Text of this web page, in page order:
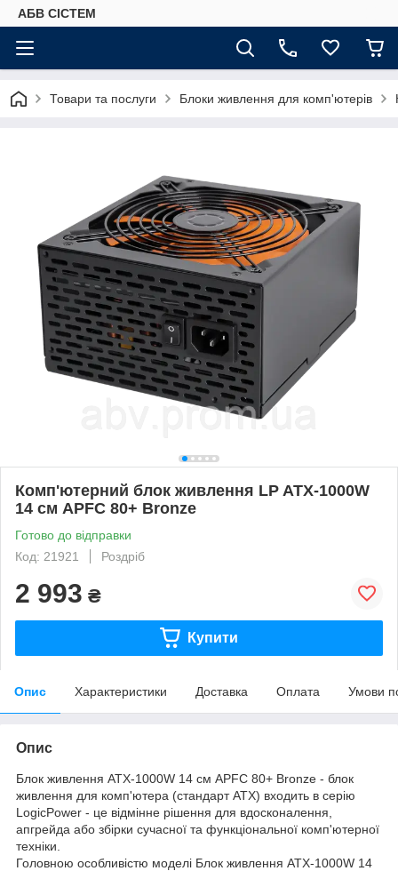
АБВ СІСТЕМ
Товари та послуги Блоки живлення для комп'ютерів
Комп'ютерний блок живлення LP ATX-1000W
14 см APFC 80+ Bronze
Готово до відправки
Код: 21921
Роздріб
2 993 ₴
Купити
Опис Характеристики Доставка Оплата Умови
Опис
Блок живлення ATX-1000W 14 см APFC 80+ Bronze - блок
живлення для комп'ютера (стандарт АТХ) входить в серію
LogicPower - це відмінне рішення для вдосконалення,
апгрейда або збірки сучасної та функціональної комп'ютерної
техніки.
Головною особливістю моделі Блок живлення ATX-1000W 14